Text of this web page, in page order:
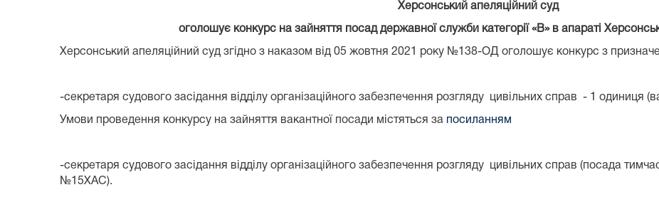
Херсонський апеляційний суд
оголошує конкурс на зайняття посад державної служби категорії «В» в апараті
Херсонський апеляційний суд згідно з наказом від 05 жовтня 2021 року №138-ОД оголошує конкурс з
-секретаря судового засідання відділу організаційного забезпечення розгляду цивільних справ - 1 одиниця
Умови проведення конкурсу на зайняття вакантної посади містяться за посиланням
-секретаря судового засідання відділу організаційного забезпечення розгляду цивільних справ (посада
№15ХАС).